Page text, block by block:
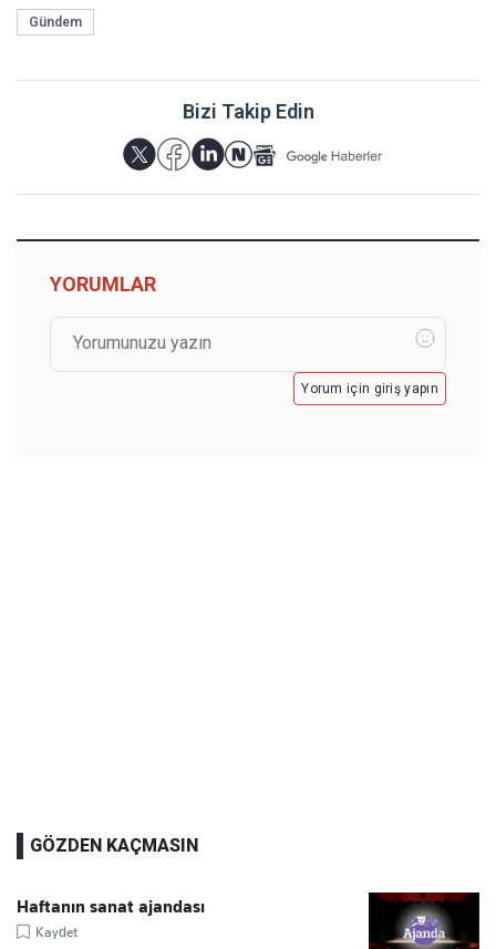
Gündem
Bizi Takip Edin
YORUMLAR
Yorum için giriş yapın
GÖZDEN KAÇMASIN
Haftanın sanat ajandası
Kaydet